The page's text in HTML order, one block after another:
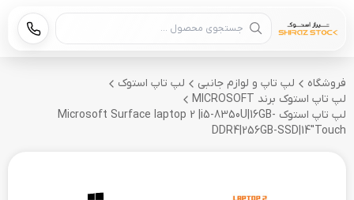
جستجوی محصول
فروشگاه لپ تاپ و لوازم جانبی
لپ تاپ استوک
لپ تاپ استوک برند MICROSOFT
لپ تاپ استوک Microsoft Surface laptop 2 |i5-8350U|16GB-
DDR4|256GB-SSD|14"Touch